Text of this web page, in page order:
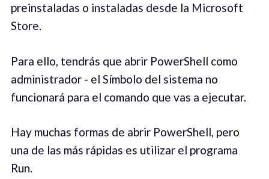
preinstaladas o instaladas desde la Microsoft
Store.
Para ello, tendrás que abrir PowerShell como
administrador - el Símbolo del sistema no
funcionará para el comando que vas a ejecutar.
Hay muchas formas de abrir PowerShell, pero
una de las más rápidas es utilizar el programa
Run.